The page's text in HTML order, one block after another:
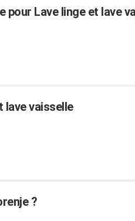
Lave linge et lave
lave vaisselle
?